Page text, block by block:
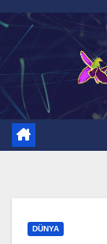
Skip
content
DÜNYA